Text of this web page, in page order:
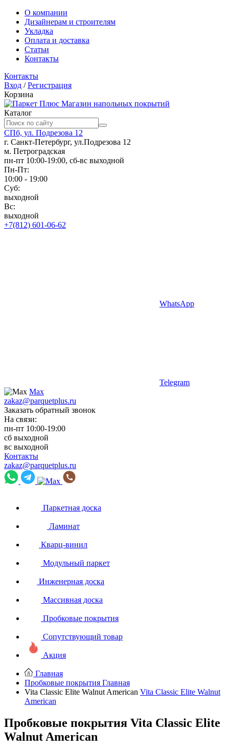
О компании
Дизайнерам и строителям
Укладка
Оплата и доставка
Статьи
Контакты
Контакты
Вход /Регистрация
Корзина
Магазин напольных покрытий
Каталог
СПб, ул. Подрезова 12
г. Санкт-Петербург, ул.Подрезова 12
м. Петроградская
пн-пт 10:00-19:00, сб-вс выходной
Пн-Пт:
10:00 - 19:00
Суб:
выходной
Вс:
выходной
+7(812) 601-06-62
WhatsApp
Telegram
Max
zakaz@parquetplus.ru
Заказать обратный звонок
На связи:
пн-пт 10:00-19:00
сб выходной
вс выходной
Контакты
zakaz@parquetplus.ru
Паркетная доска
Ламинат
Кварц-винил
Модульный паркет
Инженерная доска
Массивная доска
Пробковые покрытия
Сопутствующий товар
Акция
Главная
Пробковые покрытия Главная
Vita Classic Elite Walnut American Vita Classic Elite Walnut
American
Пробковые покрытия Vita Classic Elite
Walnut American